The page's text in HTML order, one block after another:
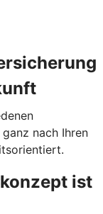
nach Ihren
ist